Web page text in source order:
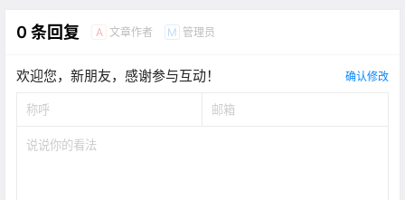
0 条回复 A 文章作者 M 管理员
欢迎您，新朋友，感谢参与互动！ 确认修改